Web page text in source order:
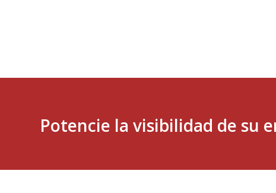
Potencie la visibilidad de su